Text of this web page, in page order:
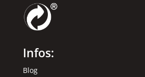
Infos:
Blog